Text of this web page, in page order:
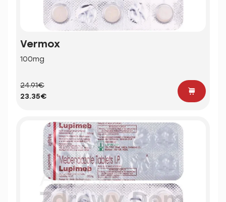
Vermox
100mg
24.91€
23.35€